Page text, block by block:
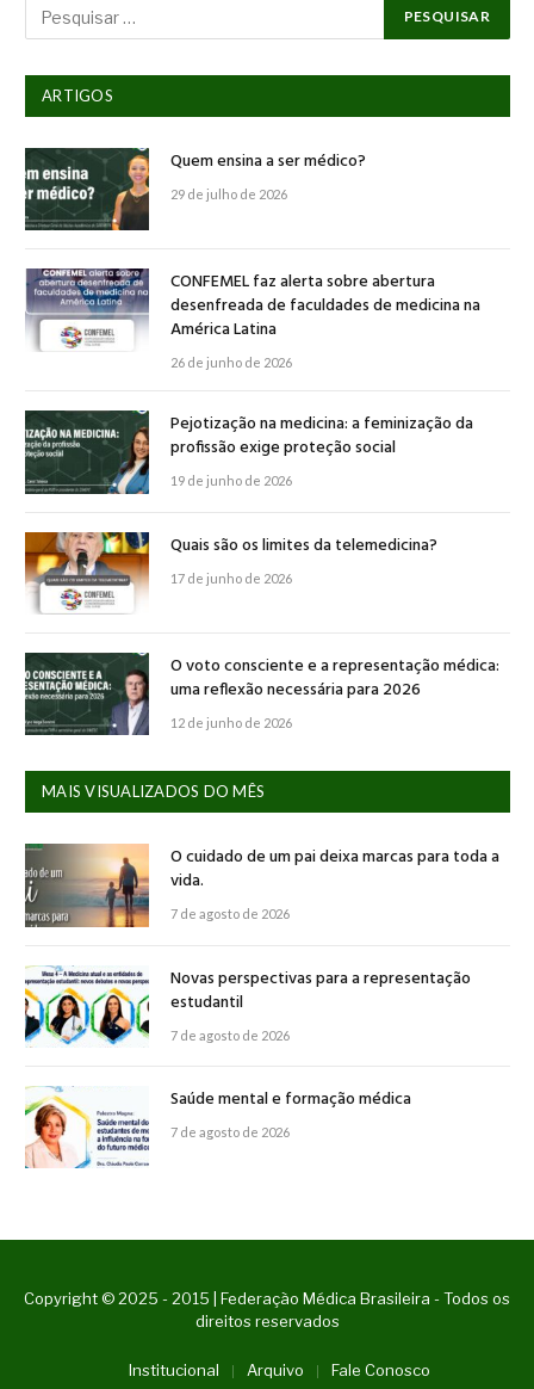
ARTIGOS
Quem ensina a ser médico?
29 de julho de 2026
CONFEMEL faz alerta sobre abertura
desenfreada de faculdades de medicina na
América Latina
26 de junho de 2026
Pejotização na medicina: a feminização da
profissão exige proteção social
19 de junho de 2026
Quais são os limites da telemedicina?
17 de junho de 2026
O voto consciente e a representação médica:
uma reflexão necessária para 2026
12 de junho de 2026
MAIS VISUALIZADOS DO MÊS
O cuidado de um pai deixa marcas para toda a
vida.
7 de agosto de 2026
Novas perspectivas para a representação
estudantil
7 de agosto de 2026
Saúde mental e formação médica
7 de agosto de 2026
Copyright © 2025 - 2015 | Federação Médica Brasileira - Todos os
direitos reservados
Institucional Arquivo Fale Conosco